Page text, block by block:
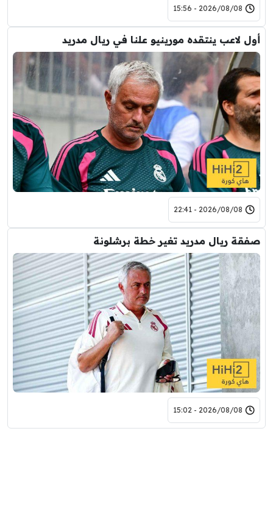
2026/08/08 - 15:56
أول لاعب ينتقده مورينيو علنا في ريال مدريد
2026/08/08 - 22:41
صفقة ريال مدريد تغير خطة برشلونة
2026/08/08 - 15:02